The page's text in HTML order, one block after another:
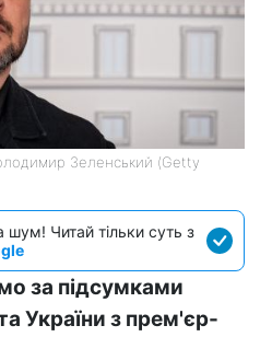
Зеленський (Getty
шум! Читай тільки суть з
за підсумками
України з прем'єр-